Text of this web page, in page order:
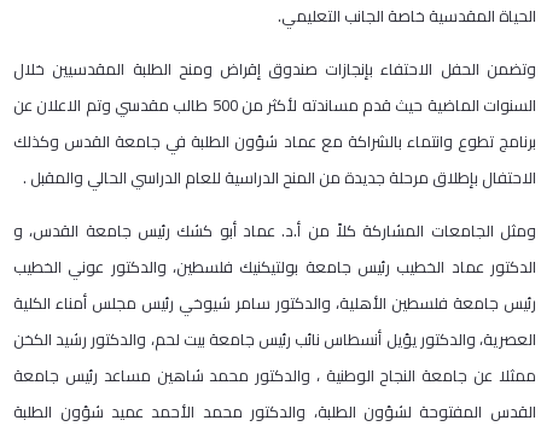
الحياة المقدسية خاصة الجانب التعليمي.
وتضمن الحفل الاحتفاء بإنجازات صندوق إقراض ومنح الطلبة المقدسيين خلال
السنوات الماضية حيث قدم مساندته لأكثر من 500 طالب مقدسي وتم الاعلان عن
برنامج تطوع وانتماء بالشراكة مع عماد شؤون الطلبة في جامعة القدس وكذلك
الاحتفال بإطلاق مرحلة جديدة من المنح الدراسية للعام الدراسي الحالي والمقبل .
ومثل الجامعات المشاركة كلاً من أ.د. عماد أبو كشك رئيس جامعة القدس، و
الدكتور عماد الخطيب رئيس جامعة بولتيكنيك فلسطين، والدكتور عوني الخطيب
رئيس جامعة فلسطين الأهلية، والدكتور سامر شيوخي رئيس مجلس أمناء الكلية
العصرية، والدكتور يؤيل أنسطاس نائب رئيس جامعة بيت لحم، والدكتور رشيد الكخن
ممثلا عن جامعة النجاح الوطنية ، والدكتور محمد شاهين مساعد رئيس جامعة
القدس المفتوحة لشؤون الطلبة، والدكتور محمد الأحمد عميد شؤون الطلبة